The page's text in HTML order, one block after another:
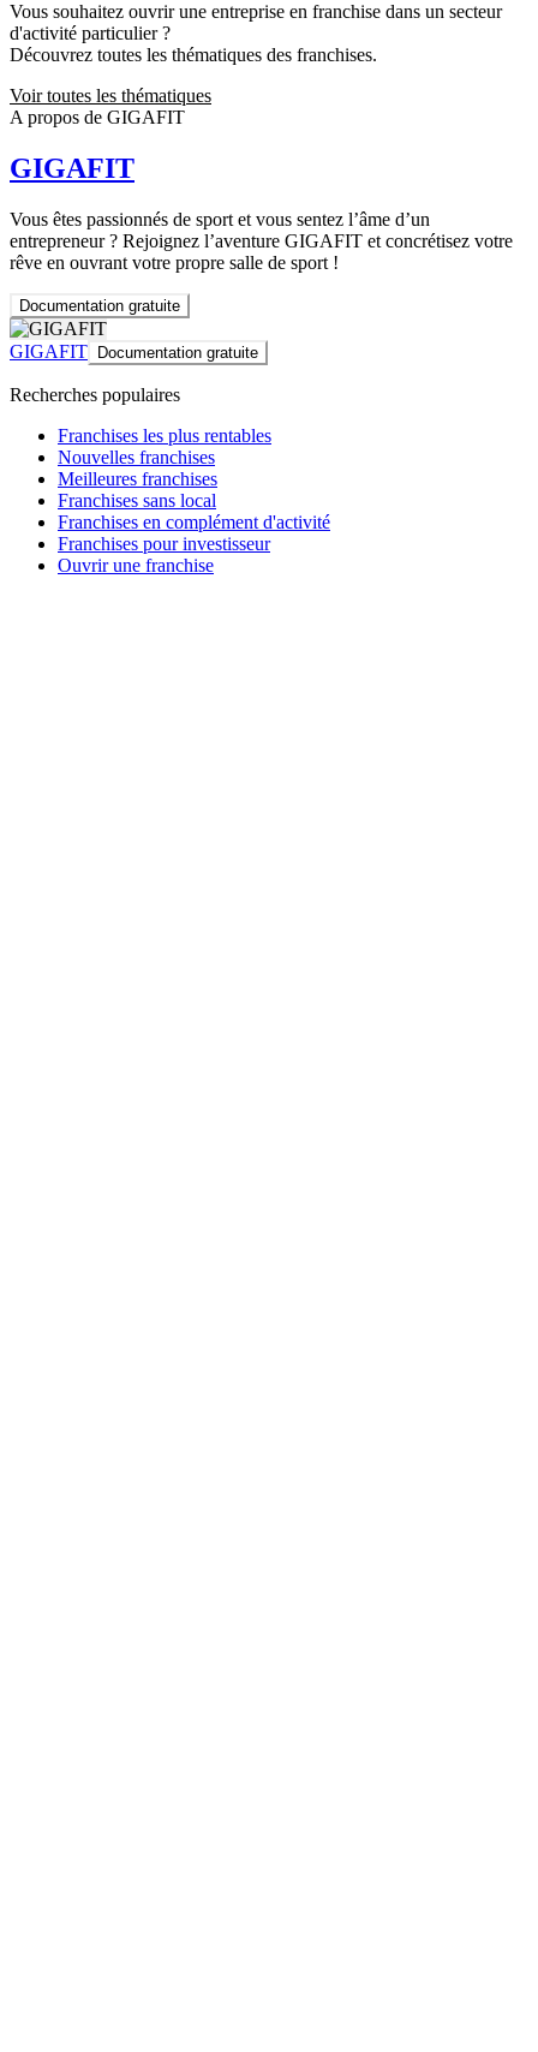
Vous souhaitez ouvrir une entreprise en franchise dans un secteur
d'activité particulier ?
Découvrez toutes les thématiques des franchises.
Voir toutes les thématiques
A propos de GIGAFIT
GIGAFIT
Vous êtes passionnés de sport et vous sentez l’âme d’un
entrepreneur ? Rejoignez l’aventure GIGAFIT et concrétisez votre
rêve en ouvrant votre propre salle de sport !
Documentation gratuite
GIGAFIT Documentation gratuite
Recherches populaires
Franchises les plus rentables
Nouvelles franchises
Meilleures franchises
Franchises sans local
Franchises en complément d'activité
Franchises pour investisseur
Ouvrir une franchise